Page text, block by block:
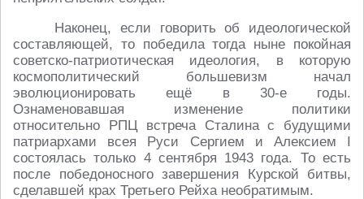
Наконец, если говорить об идеологической
составляющей, то победила тогда ныне покойная
советско-патриотическая идеология, в которую
космополитический большевизм начал
эволюционировать ещё в 30-е годы.
Ознаменовавшая изменение политики
относительно РПЦ встреча Сталина с будущими
патриархами всея Руси Сергием и Алексием I
состоялась только 4 сентября 1943 года. То есть
после победоносного завершения Курской битвы,
сделавшей крах Третьего Рейха необратимым.